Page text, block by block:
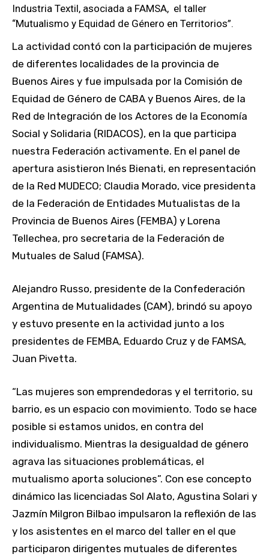
Industria Textil, asociada a FAMSA, el taller
“Mutualismo y Equidad de Género en Territorios”.
La actividad contó con la participación de mujeres
de diferentes localidades de la provincia de
Buenos Aires y fue impulsada por la Comisión de
Equidad de Género de CABA y Buenos Aires, de la
Red de Integración de los Actores de la Economía
Social y Solidaria (RIDACOS), en la que participa
nuestra Federación activamente. En el panel de
apertura asistieron Inés Bienati, en representación
de la Red MUDECO; Claudia Morado, vice presidenta
de la Federación de Entidades Mutualistas de la
Provincia de Buenos Aires (FEMBA) y Lorena
Tellechea, pro secretaria de la Federación de
Mutuales de Salud (FAMSA).
Alejandro Russo, presidente de la Confederación
Argentina de Mutualidades (CAM), brindó su apoyo
y estuvo presente en la actividad junto a los
presidentes de FEMBA, Eduardo Cruz y de FAMSA,
Juan Pivetta.
“Las mujeres son emprendedoras y el territorio, su
barrio, es un espacio con movimiento. Todo se hace
posible si estamos unidos, en contra del
individualismo. Mientras la desigualdad de género
agrava las situaciones problemáticas, el
mutualismo aporta soluciones”. Con ese concepto
dinámico las licenciadas Sol Alato, Agustina Solari y
Jazmín Milgron Bilbao impulsaron la reflexión de las
y los asistentes en el marco del taller en el que
participaron dirigentes mutuales de diferentes